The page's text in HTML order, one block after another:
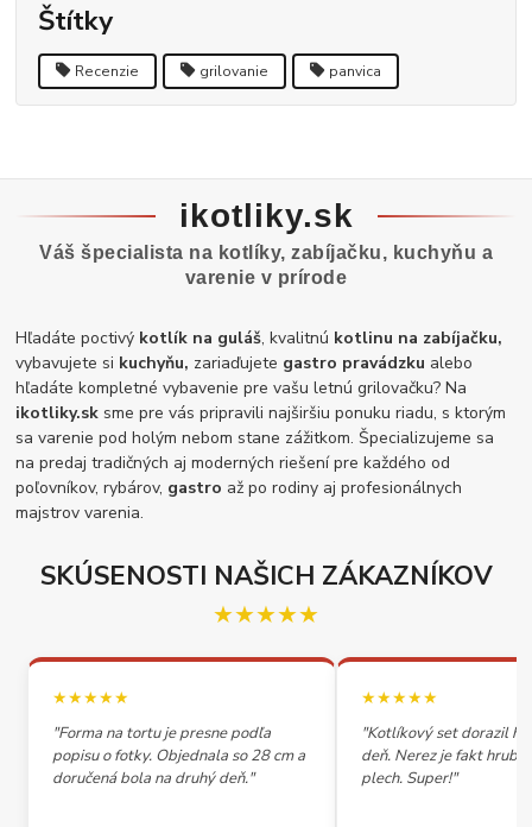
Štítky
Recenzie grilovanie panvica
ikotliky.sk
Váš špecialista na kotlíky, zabíjačku, kuchyňu a
varenie v prírode
Hľadáte poctivý kotlík na guláš, kvalitnú kotlinu na zabíjačku,
vybavujete si kuchyňu, zariaďujete gastro pravádzku alebo
hľadáte kompletné vybavenie pre vašu letnú grilovačku? Na
ikotliky.sk sme pre vás pripravili najširšiu ponuku riadu, s ktorým
sa varenie pod holým nebom stane zážitkom. Špecializujeme sa
na predaj tradičných aj moderných riešení pre každého od
poľovníkov, rybárov, gastro až po rodiny aj profesionálnych
majstrov varenia.
SKÚSENOSTI NAŠICH ZÁKAZNÍKOV
★★★★★
★★★★★
"Forma na tortu je presne podľa
popisu o fotky. Objednala so 28 cm a
doručená bola na druhý deň."
★★★★★
"Kotlíkový set dorazil
deň. Nerez je fakt
plech. Super!"